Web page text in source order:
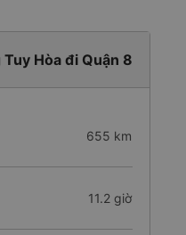
Hòa đi Quận 8
655 km
11.2 giờ